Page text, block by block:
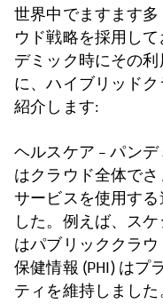
世界中でますます
ウド戦略を採用し
デミック時にその
に、ハイブリッド
紹介します:
ヘルスケア – パン
はクラウド全体で
サービスを使用す
した。例えば、ス
はパブリッククラ
保健情報 (PHI) はプ
ティを維持しました